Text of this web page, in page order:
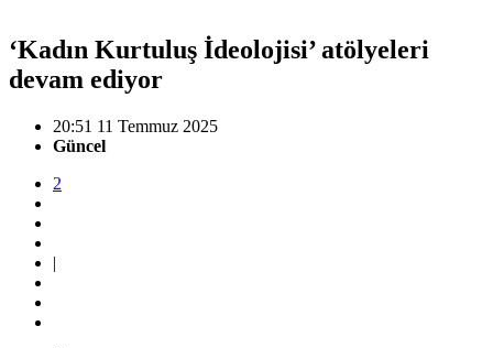
‘Kadın Kurtuluş İdeolojisi’ atölyeleri
devam ediyor
20:51 11 Temmuz 2025
Güncel
2
|